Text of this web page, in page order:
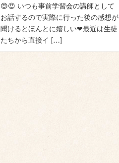
😍😍 いつも事前学習会の講師として
お話するので実際に行った後の感想が
聞けるとほんとに嬉しい❤最近は生徒
たちから直接イ […]